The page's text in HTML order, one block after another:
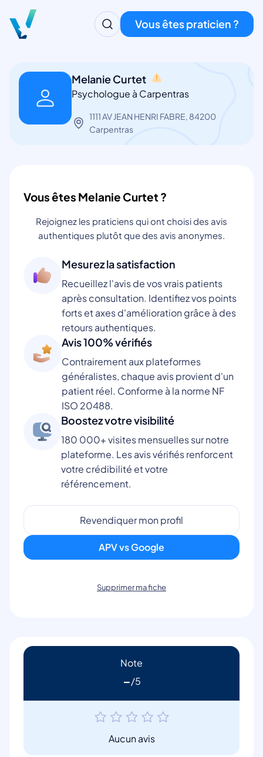
Vous êtes praticien ?
Melanie Curtet
Psychologue à Carpentras
1111 AV JEAN HENRI FABRE, 84200
Carpentras
Vous êtes Melanie Curtet ?
Rejoignez les praticiens qui ont choisi des avis
authentiques plutôt que des avis anonymes.
Mesurez la satisfaction
Recueillez l'avis de vos vrais patients
après consultation. Identifiez vos points
forts et axes d'amélioration grâce à des
retours authentiques.
Avis 100% vérifiés
Contrairement aux plateformes
généralistes, chaque avis provient d'un
patient réel. Conforme à la norme NF
ISO 20488.
Boostez votre visibilité
180 000+ visites mensuelles sur notre
plateforme. Les avis vérifiés renforcent
votre crédibilité et votre
référencement.
Revendiquer mon profil
APV vs Google
Supprimer ma fiche
Note
-
Aucun avis